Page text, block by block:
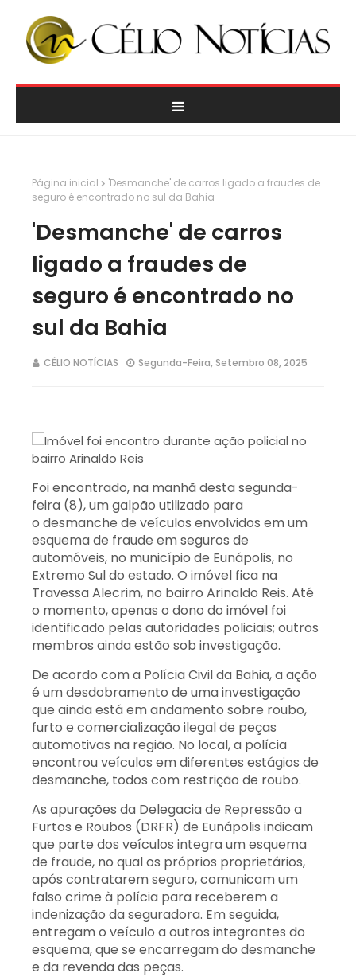
Página inicial
'Desmanche' de carros ligado a fraudes de
seguro é encontrado no sul da Bahia
'Desmanche' de carros
ligado a fraudes de
seguro é encontrado no
sul da Bahia
CÉLIO NOTÍCIAS Segunda-Feira, Setembro 08, 2025
Foi encontrado, na manhã desta segunda-
feira (8), um galpão utilizado para
o desmanche de veículos envolvidos em um
esquema de fraude em seguros de
automóveis, no município de Eunápolis, no
Extremo Sul do estado. O imóvel fica na
Travessa Alecrim, no bairro Arinaldo Reis. Até
o momento, apenas o dono do imóvel foi
identificado pelas autoridades policiais; outros
membros ainda estão sob investigação.
De acordo com a Polícia Civil da Bahia, a ação
é um desdobramento de uma investigação
que ainda está em andamento sobre roubo,
furto e comercialização ilegal de peças
automotivas na região. No local, a polícia
encontrou veículos em diferentes estágios de
desmanche, todos com restrição de roubo.
As apurações da Delegacia de Repressão a
Furtos e Roubos (DRFR) de Eunápolis indicam
que parte dos veículos integra um esquema
de fraude, no qual os próprios proprietários,
após contratarem seguro, comunicam um
falso crime à polícia para receberem a
indenização da seguradora. Em seguida,
entregam o veículo a outros integrantes do
esquema, que se encarregam do desmanche
e da revenda das peças.